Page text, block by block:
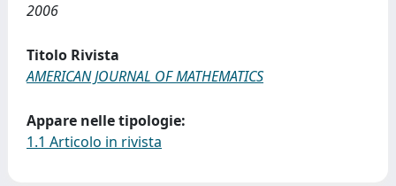
2006
Titolo Rivista
AMERICAN JOURNAL OF MATHEMATICS
Appare nelle tipologie:
1.1 Articolo in rivista